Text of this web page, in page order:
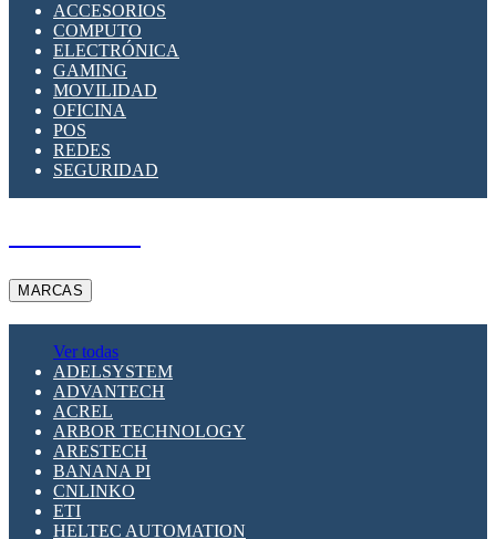
SUPRESOR DE TRANSIENTES SPDS PARA
APLICACIONES FOTOVOLTAICAS
ACCESORIOS
COMPUTO
ELECTRÓNICA
GAMING
MOVILIDAD
OFICINA
POS
REDES
SEGURIDAD
MARCAS
Ver todas
ADELSYSTEM
ADVANTECH
ACREL
ARBOR TECHNOLOGY
ARESTECH
BANANA PI
CNLINKO
ETI
HELTEC AUTOMATION